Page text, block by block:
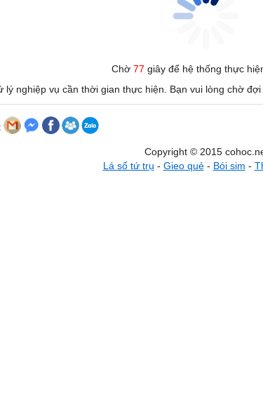
Chờ 77 giây để hệ thống thực
lý nghiệp vụ cần thời gian thực hiện. Bạn vui lòng chờ
Copyright © 2015
Lá số tứ trụ - Gieo quẻ- Bói sim -